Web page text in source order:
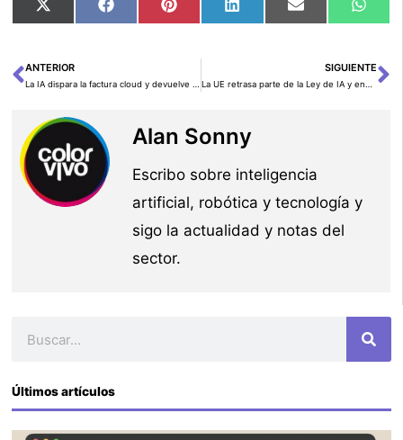
Compartir
en
X
Compartir
en
FacebookCompartir
en
PinterestCompartir
en
LinkedInCompartir
en
Email
en
Ant
ANTERIOR SIGUIENTE
Alan Sonny
Escribo sobre inteligencia
artificial, robótica y tecnología y
sigo la actualidad y notas del
sector.
Últimos artículos